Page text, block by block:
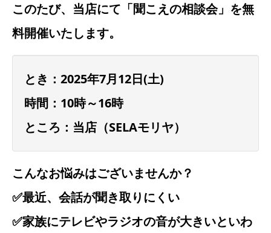
このたび、当店にて「聞こえの相談会」を無
料開催いたします。
とき：2025年7月12日(土)
時間：10時～16時
ところ：当店（SELAモリヤ）
こんなお悩みはございませんか？
✅最近、会話が聞き取りにくい
✅家族にテレビやラジオの音が大きいといわ